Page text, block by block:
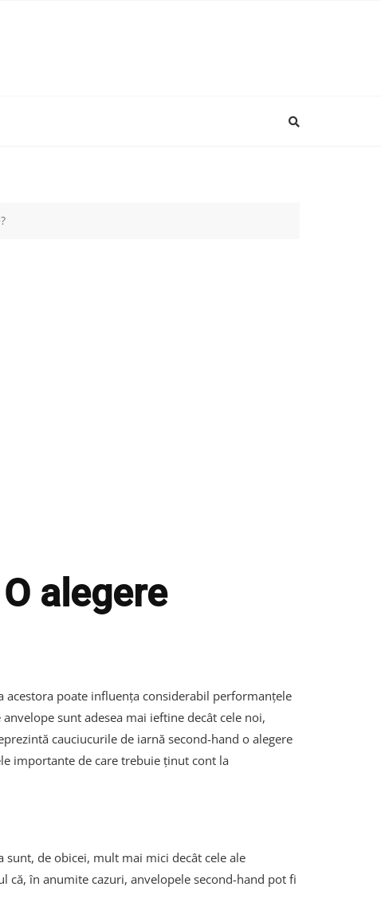
alegere
acestora poate influența considerabil performanțele
sunt adesea mai ieftine decât cele noi,
cauciucurile de iarnă second-hand o alegere
importante de care trebuie ținut cont la
sunt, de obicei, mult mai mici decât cele ale
în anumite cazuri, anvelopele second-hand pot fi